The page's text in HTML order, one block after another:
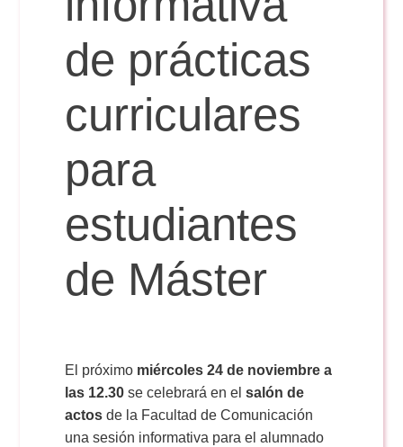
Reservas
Calendario Lectivo
Horarios
Periodismo
Publicidad y RR.PP
Publicidad y RR.PP
Comunicación Audiovisual
#miTFG
#YoPractico
de prácticas
curriculares
para
estudiantes
de Máster
El próximo miércoles 24 de noviembre a
las 12.30se celebrará en elsalón de
actos de la Facultad de Comunicación
una sesión informativa para el alumnado